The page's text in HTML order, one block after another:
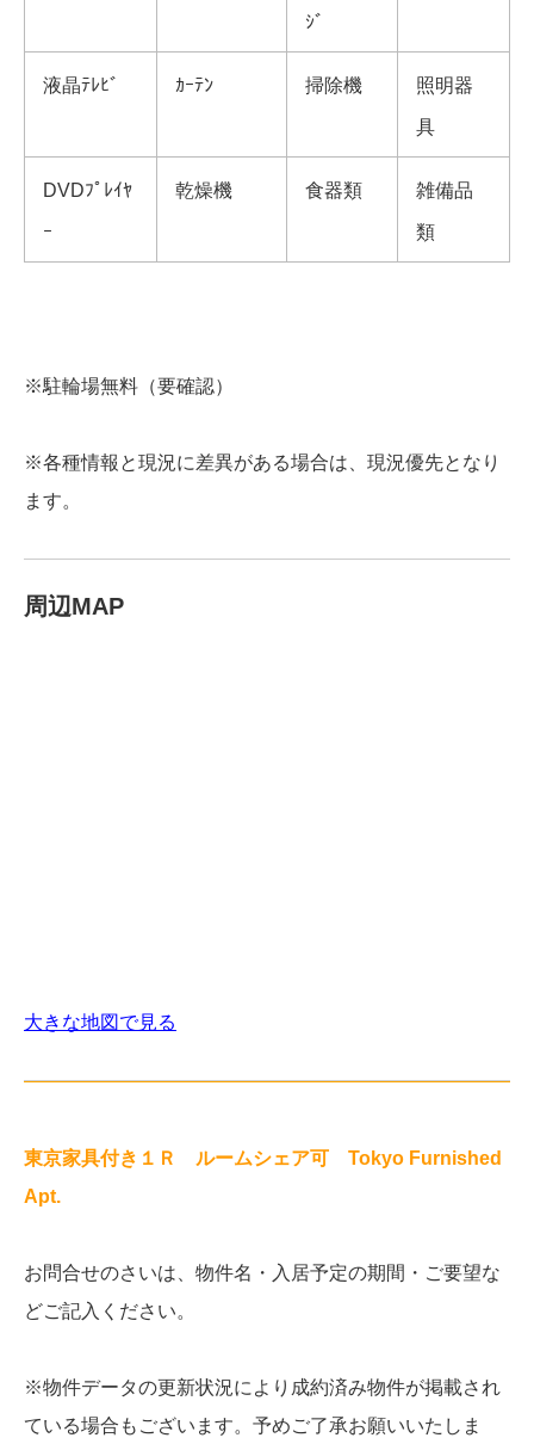
ｼﾞ
液晶ﾃﾚﾋﾞ ｶｰﾃﾝ 掃除機 照明器
具
DVDﾌﾟﾚｲﾔ
ｰ
乾燥機 食器類 雑備品
類
※駐輪場無料（要確認）
※各種情報と現況に差異がある場合は、現況優先となり
ます。
周辺MAP
大きな地図で見る
東京家具付き１Ｒ ルームシェア可 Tokyo Furnished
Apt.
お問合せのさいは、物件名・入居予定の期間・ご要望な
どご記入ください。
※物件データの更新状況により成約済み物件が掲載され
ている場合もございます。予めご了承お願いいたしま